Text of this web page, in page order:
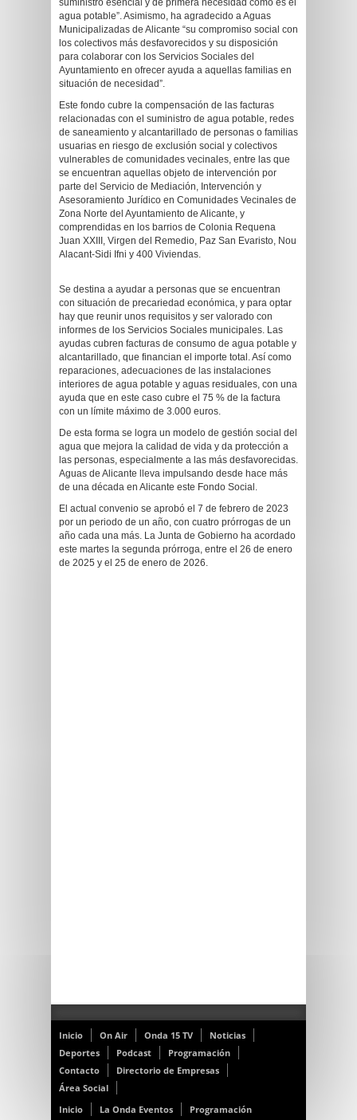
suministro esencial y de primera necesidad como es el
agua potable”. Asimismo, ha agradecido a Aguas
Municipalizadas de Alicante “su compromiso social con
los colectivos más desfavorecidos y su disposición
para colaborar con los Servicios Sociales del
Ayuntamiento en ofrecer ayuda a aquellas familias en
situación de necesidad”.
Este fondo cubre la compensación de las facturas
relacionadas con el suministro de agua potable, redes
de saneamiento y alcantarillado de personas o familias
usuarias en riesgo de exclusión social y colectivos
vulnerables de comunidades vecinales, entre las que
se encuentran aquellas objeto de intervención por
parte del Servicio de Mediación, Intervención y
Asesoramiento Jurídico en Comunidades Vecinales de
Zona Norte del Ayuntamiento de Alicante, y
comprendidas en los barrios de Colonia Requena
Juan XXIII, Virgen del Remedio, Paz San Evaristo, Nou
Alacant-Sidi Ifni y 400 Viviendas.
Se destina a ayudar a personas que se encuentran
con situación de precariedad económica, y para optar
hay que reunir unos requisitos y ser valorado con
informes de los Servicios Sociales municipales. Las
ayudas cubren facturas de consumo de agua potable y
alcantarillado, que financian el importe total. Así como
reparaciones, adecuaciones de las instalaciones
interiores de agua potable y aguas residuales, con una
ayuda que en este caso cubre el 75 % de la factura
con un límite máximo de 3.000 euros.
De esta forma se logra un modelo de gestión social del
agua que mejora la calidad de vida y da protección a
las personas, especialmente a las más desfavorecidas.
Aguas de Alicante lleva impulsando desde hace más
de una década en Alicante este Fondo Social.
El actual convenio se aprobó el 7 de febrero de 2023
por un periodo de un año, con cuatro prórrogas de un
año cada una más. La Junta de Gobierno ha acordado
este martes la segunda prórroga, entre el 26 de enero
de 2025 y el 25 de enero de 2026.
Inicio On Air Onda 15 TV
Noticias
Deportes
Podcast
Programación
Contacto
Directorio de Empresas
Área Social
Inicio
La Onda Eventos Programación